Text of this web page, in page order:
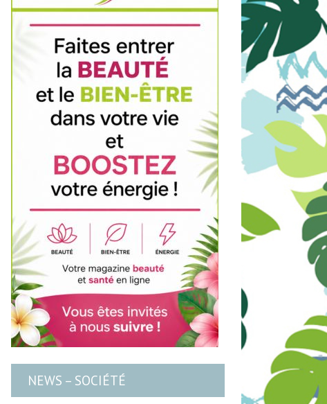
NEWS – SOCIÉTÉ